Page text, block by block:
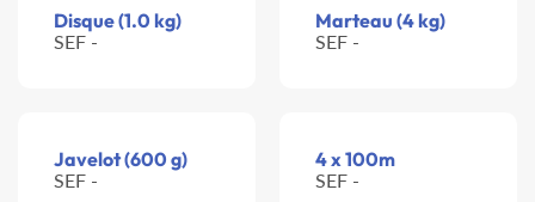
Disque (1.0 kg)
SEF -
Marteau (4 kg)
SEF -
Javelot (600 g)
SEF -
4 x 100m
SEF -